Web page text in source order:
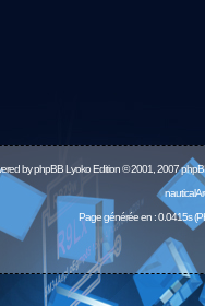
byphpBBLyoko Edition © 2001, 2007
Page générée en : 0.0415s